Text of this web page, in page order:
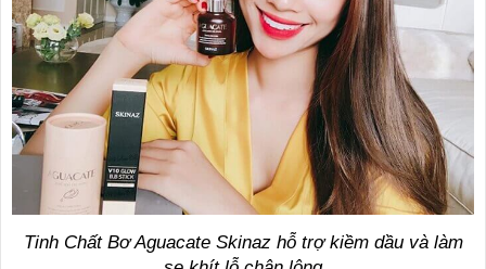
Tinh Chất Bơ Aguacate Skinaz hỗ trợ kiềm dầu và làm